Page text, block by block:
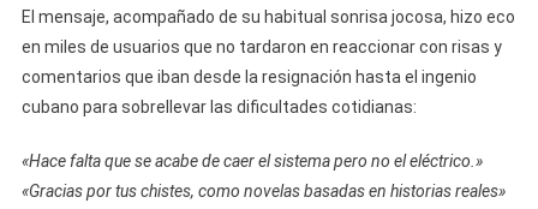
El mensaje, acompañado de su habitual sonrisa jocosa, hizo eco
en miles de usuarios que no tardaron en reaccionar con risas y
comentarios que iban desde la resignación hasta el ingenio
cubano para sobrellevar las dificultades cotidianas:
«Hace falta que se acabe de caer el sistema pero no el eléctrico.»
«Gracias por tus chistes, como novelas basadas en historias reales»